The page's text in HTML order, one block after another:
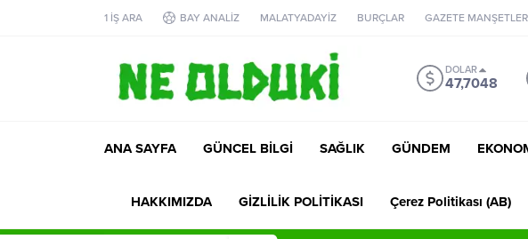
1 İŞ ARA BAY ANALİZ MALATYADAYİZ BURÇLAR GAZETE
DOLAR
47,7048
ANA SAYFA GÜNCEL BİLGİ SAĞLIK GÜNDEM
HAKKIMIZDA GİZLİLİK POLİTİKASI Çerez Politikası (AB)